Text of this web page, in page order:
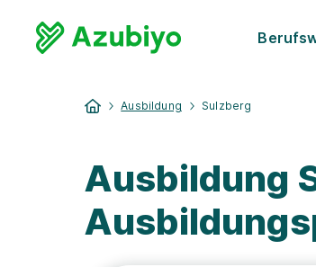
Ausbildung Sulzberg
Ausbildung